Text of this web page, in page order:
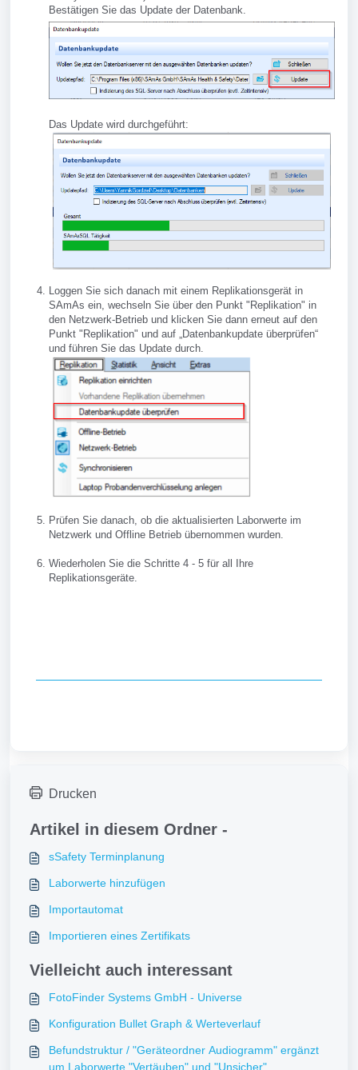
Bestätigen Sie das Update der Datenbank.
Das Update wird durchgeführt:
Loggen Sie sich danach mit einem Replikationsgerät in
SAmAs ein, wechseln Sie über den Punkt "Replikation" in
den Netzwerk-Betrieb und klicken Sie dann erneut auf den
Punkt "Replikation" und auf „Datenbankupdate überprüfen“
und führen Sie das Update durch.
Prüfen Sie danach, ob die aktualisierten Laborwerte im
Netzwerk und Offline Betrieb übernommen wurden.
Wiederholen Sie die Schritte 4 - 5 für all Ihre
Replikationsgeräte.
Drucken
Artikel in diesem Ordner -
sSafety Terminplanung
Laborwerte hinzufügen
Importautomat
Importieren eines Zertifikats
Vielleicht auch interessant
FotoFinder Systems GmbH - Universe
Konfiguration Bullet Graph & Werteverlauf
Befundstruktur / "Geräteordner Audiogramm" ergänzt
um Laborwerte "Vertäuben" und "Unsicher"